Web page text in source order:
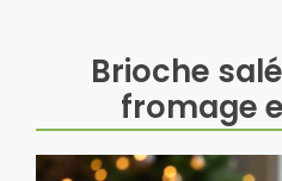
Brioche
fromage